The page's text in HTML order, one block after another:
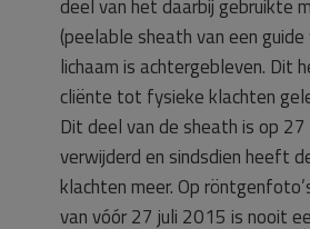
deel van het daarbij gebruikte
(peelable sheath van een guide
lichaam is achtergebleven. Dit
cliënte tot fysieke klachten
Dit deel van de sheath is op
verwijderd en sindsdien heeft
klachten meer. Op
van vóór 27 juli 2015 is nooit